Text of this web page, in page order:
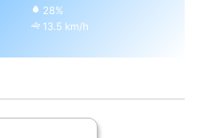
28%
13.5 km/h